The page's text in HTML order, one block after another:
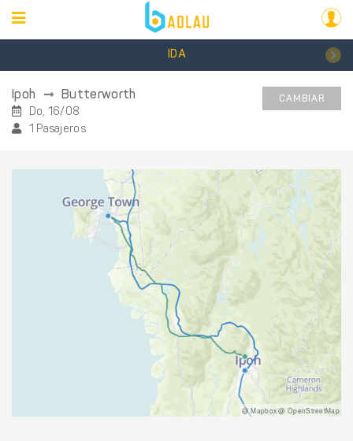
IDA
Ipoh Butterworth
Do, 16/08
1 Pasajeros
CAMBIAR
@ Mapbox @ OpenStreetMap